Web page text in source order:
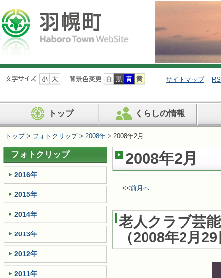
ナ
ビ
ン
を
ば
す
サイトマップ
トップ くらしの情報
トップ> フォトクリップ> 2008年 > 2008年2月
2008年2月
<<前月へ
老人クラブ芸
（2008年2月29
フォトクリップ
2016年
2015年
2014年
2013年
2012年
2011年